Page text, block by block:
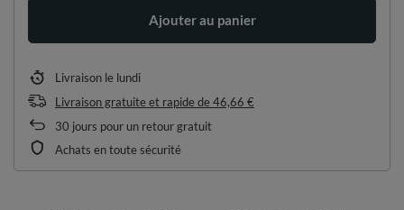
Ajouter au panier
Livraison le lundi
Livraison gratuite et rapidede46,66 €
30 jours pour un retour gratuit
Achats en toute sécurité